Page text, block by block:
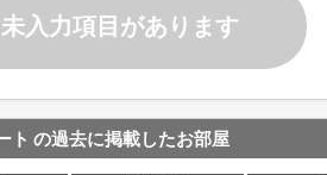
未入力項目があります
ト の過去に掲載したお部屋